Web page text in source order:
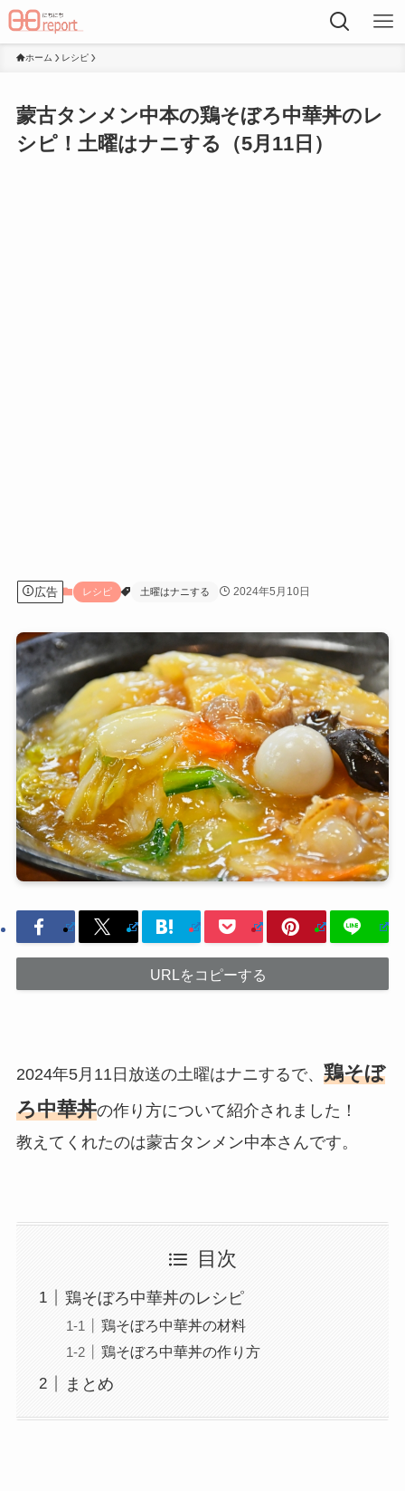
ホーム レシピ
蒙古タンメン中本の鶏そぼろ中華丼のレ
シピ！土曜はナニする（5月11日）
広告 レシピ 土曜はナニする 2024年5月10日
URLをコピーする
2024年5月11日放送の土曜はナニするで、 鶏そぼ
ろ中華丼の作り方について紹介されました！
教えてくれたのは蒙古タンメン中本さんです。
目次
鶏そぼろ中華丼のレシピ
鶏そぼろ中華丼の材料
鶏そぼろ中華丼の作り方
まとめ